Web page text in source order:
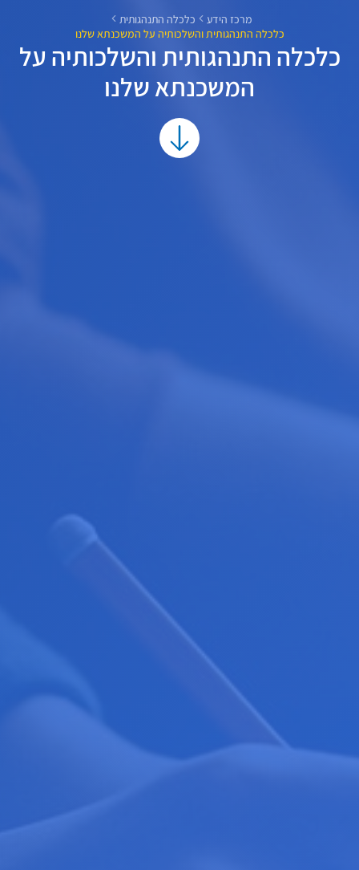
מרכז הידע
כלכלה התנהגותית
כלכלה התנהגותית והשלכותיה על המשכנתא שלנו
כלכלה התנהגותית והשלכותיה על
המשכנתא שלנו